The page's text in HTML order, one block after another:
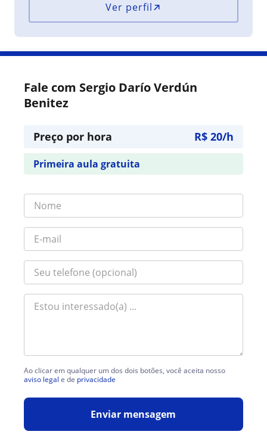
Ver perfil
Fale com Sergio Darío Verdún
Benitez
Preço por hora R$ 20/h
Primeira aula gratuita
Ao clicar em qualquer um dos dois botões, você aceita nosso
aviso legal e de privacidade
Enviar mensagem